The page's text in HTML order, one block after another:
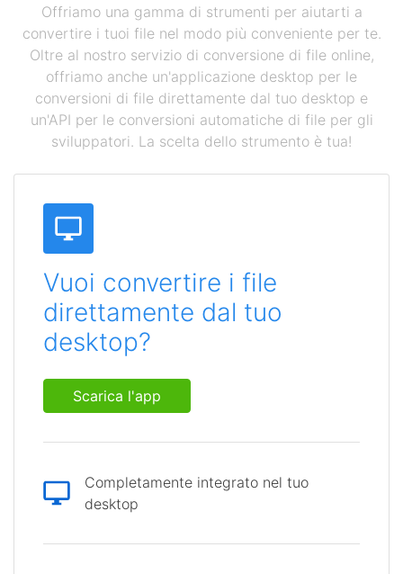
Offriamo una gamma di strumenti per aiutarti a
convertire i tuoi file nel modo più conveniente per te.
Oltre al nostro servizio di conversione di file online,
offriamo anche un'applicazione desktop per le
conversioni di file direttamente dal tuo desktop e
un'API per le conversioni automatiche di file per gli
sviluppatori. La scelta dello strumento è tua!
Vuoi convertire i file
direttamente dal tuo
desktop?
Scarica l'app
Completamente integrato nel tuo
desktop